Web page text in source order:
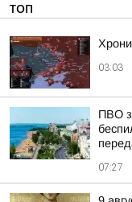
ТОП
03:03
ПВО
07:27